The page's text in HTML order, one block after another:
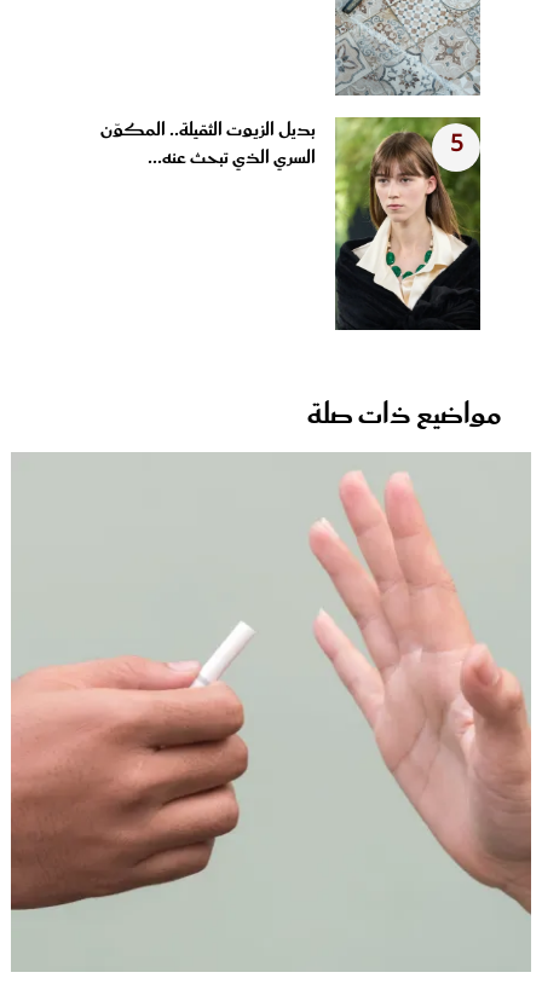
5
بديل الزيوت الثقيلة.. المكوّن
السري الذي تبحث عنه...
مواضيع ذات صلة